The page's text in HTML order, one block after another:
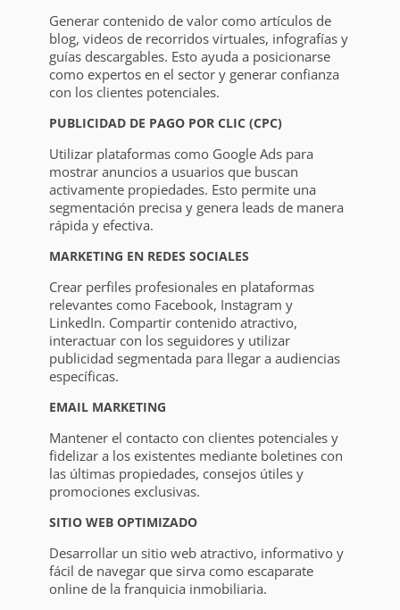
Generar contenido de valor como artículos de
blog, videos de recorridos virtuales, infografías y
guías descargables. Esto ayuda a posicionarse
como expertos en el sector y generar confianza
con los clientes potenciales.
PUBLICIDAD DE PAGO POR CLIC (CPC)
Utilizar plataformas como Google Ads para
mostrar anuncios a usuarios que buscan
activamente propiedades. Esto permite una
segmentación precisa y genera leads de manera
rápida y efectiva.
MARKETING EN REDES SOCIALES
Crear perfiles profesionales en plataformas
relevantes como Facebook, Instagram y
LinkedIn. Compartir contenido atractivo,
interactuar con los seguidores y utilizar
publicidad segmentada para llegar a audiencias
específicas.
EMAIL MARKETING
Mantener el contacto con clientes potenciales y
fidelizar a los existentes mediante boletines con
las últimas propiedades, consejos útiles y
promociones exclusivas.
SITIO WEB OPTIMIZADO
Desarrollar un sitio web atractivo, informativo y
fácil de navegar que sirva como escaparate
online de la franquicia inmobiliaria.